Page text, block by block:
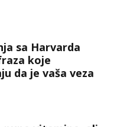
sa Harvarda
koje
da je vaša veza